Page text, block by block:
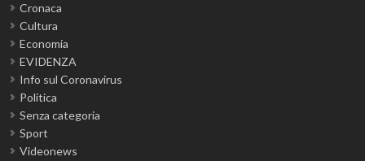
Cronaca
Cultura
Economia
EVIDENZA
Info sul Coronavirus
Politica
Senza categoria
Sport
Videonews